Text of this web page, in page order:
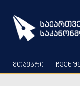
main
content
მთავარი ჩვენ